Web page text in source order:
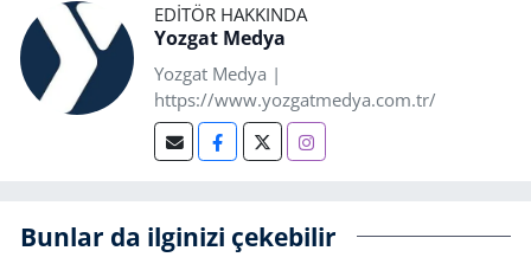
EDITÖR HAKKINDA
Yozgat Medya
Yozgat Medya |
https://www.yozgatmedya.com.tr/
Bunlar da ilginizi çekebilir